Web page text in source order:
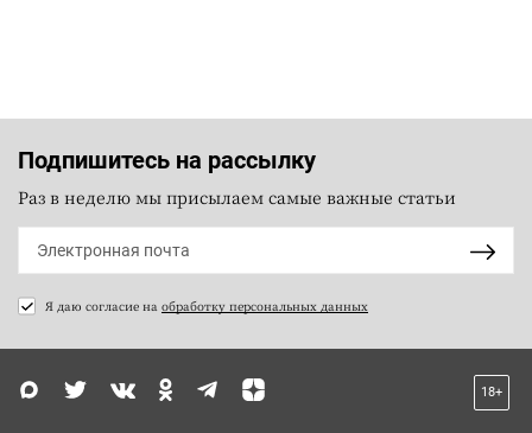
Подпишитесь на рассылку
Раз в неделю мы присылаем самые важные статьи
Я даю согласие на обработку персональных данных
18+